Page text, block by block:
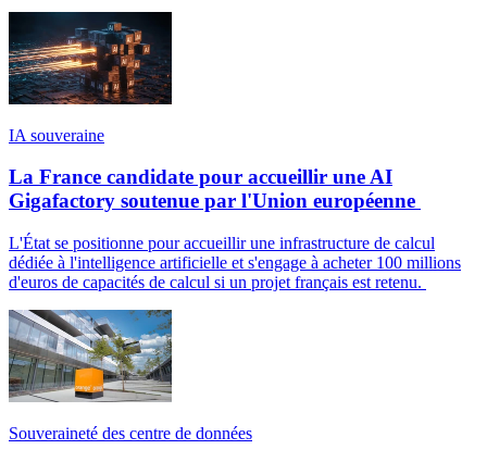
IA souveraine
La France candidate pour accueillir une AI
Gigafactory soutenue par l'Union européenne
L'État se positionne pour accueillir une infrastructure de calcul
dédiée à l'intelligence artificielle et s'engage à acheter 100 millions
d'euros de capacités de calcul si un projet français est retenu.
Souveraineté des centre de données